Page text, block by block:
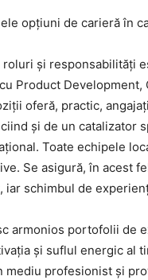
opțiuni de carieră în
roluri și responsabilități
Product
oferă, practic,
și de un catalizator
Toate echipele
Se asigură, în acest
schimbul de
armonios portofolii de
și suflul energic al
profesionist și